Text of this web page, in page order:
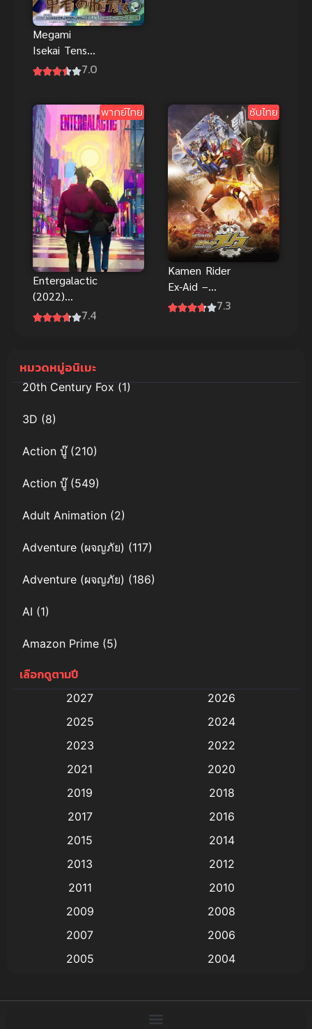
Megami
Isekai Tensei
ดูอนิเมะ เกิด
ซับไทยฮา
7.0
พากย์ไทย
Entergalactic
(2022)
อินเตอร์กาแล
7.4
ซับไทย
Kamen Rider
Ex-Aid –
Another
7.3
หมวดหมู่อนิเมะ
20th Century Fox(1)
3D (8)
Action บู๊(210)
Action บู๊(549)
Adult Animation (2)
Adventure (ผจญภัย) (117)
Adventure (ผจญภัย) (186)
AI (1)
Amazon Prime (5)
Anal (ประตูหลัง)
Animation การ์ตูน
Animation อนิเมะ
Animation แอนิเมชัน
(9)
Big tits (นมใหญ่)
Bitch (ผู้หญิงร่าน)
เลือกดูตามปี
2027
2026
2025
2024
2023
2022
2021
2020
2019
2018
2017
2016
2015
2014
2013
2012
2011
2010
2009
2008
2007
2006
2005
2004
2001
2000